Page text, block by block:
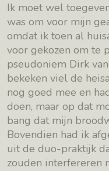
Ik moet wel
was om voor mijn
omdat ik toen al
voor gekozen om te
pseudoniem Dirk
bekeken viel de
nog goed mee en
doen, maar op dat
bang dat mijn
Bovendien had ik
uit de duo-praktijk
zouden interfereren